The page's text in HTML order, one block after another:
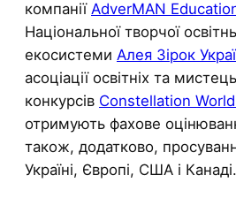
компанії AdverMAN
Національної творчої
екосистеми Алея Зірок
асоціації освітніх та
конкурсів Constellation
отримують фахове
також, додатково,
Україні, Європі, США і Канаді.